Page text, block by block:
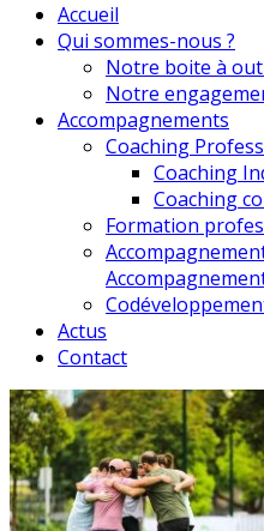
Accueil
Qui sommes-nous ?
Notre boite à
Notre
Accompagnements
Coaching
Coaching
Coaching
Formation
Actus
Contact